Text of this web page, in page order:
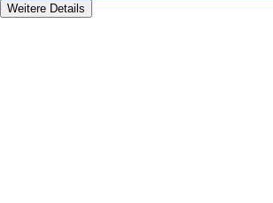
Weitere Details